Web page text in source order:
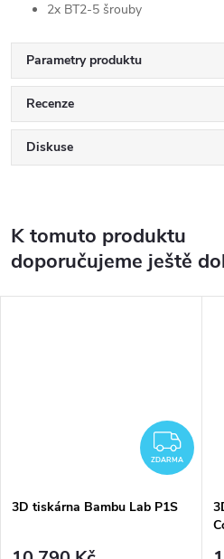
2x BT2-5 šrouby
Parametry produktu
Recenze
Diskuse
K tomuto produktu
doporučujeme ještě
ZDARMA
3D tiskárna Bambu Lab P1S